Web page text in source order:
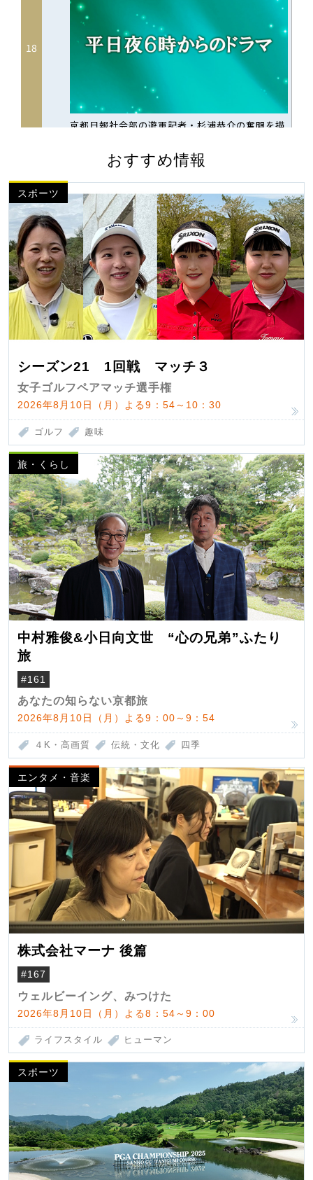
おすすめ情報
スポーツ
シーズン21 1回戦 マッチ３
女子ゴルフペアマッチ選手権
2026年8月10日（月）よる9：54～10：30
ゴルフ 趣味
旅・くらし
中村雅俊&小日向文世 “心の兄弟”ふたり
旅
#161
あなたの知らない京都旅
2026年8月10日（月）よる9：00～9：54
４K・高画質 伝統・文化 四季
エンタメ・音楽
株式会社マーナ 後篇
#167
ウェルビーイング、みつけた
2026年8月10日（月）よる8：54～9：00
ライフスタイル ヒューマン
スポーツ